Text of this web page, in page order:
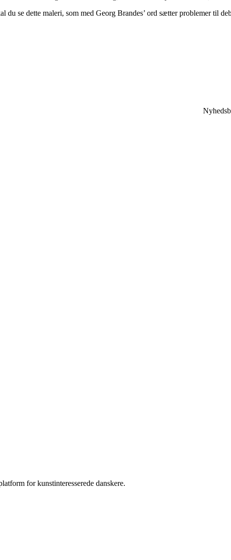
se dette maleri, som med Georg Brandes’ ord sætter problemer til
for kunstinteresserede danskere.